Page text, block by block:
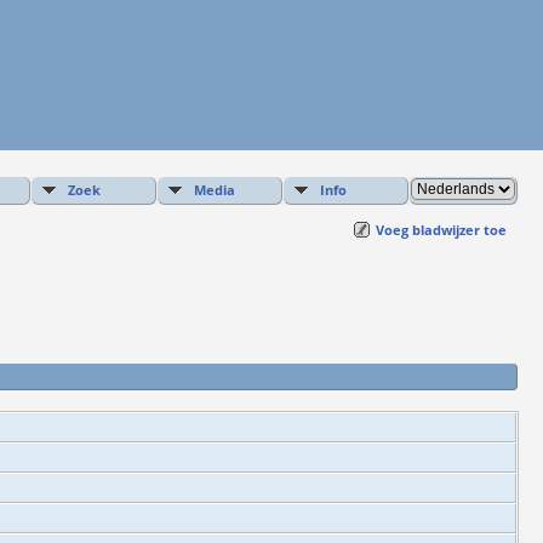
Zoek Media Info
Voeg bladwijzer toe